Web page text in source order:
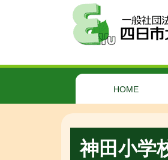
HOME
神田小学